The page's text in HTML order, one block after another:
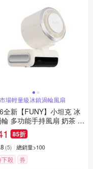
場輕量級冰鎮渦輪風扇
全新【FUNY】小坦克 冰
多功能手持風扇 奶茶 /
/ 莫藍
85折
(5) 總銷量>100
下殺 券